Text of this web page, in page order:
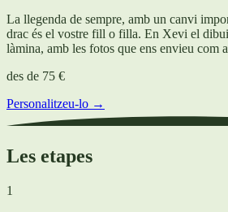
La llegenda de sempre, amb un canvi
drac és el vostre fill o filla. En Xevi el
làmina, amb les fotos que ens envieu com
des de 75 €
Personalitzeu-lo →
Les etapes
1